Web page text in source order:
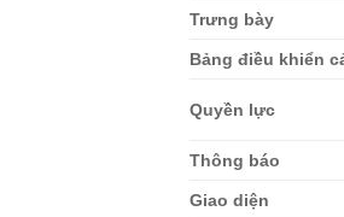
Trưng bày
Bảng điều khiển
Quyền lực
Thông báo
Giao diện